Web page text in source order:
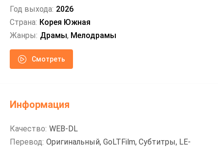
Год выхода: 2026
Страна: Корея Южная
Жанры: Драмы, Мелодрамы
Смотреть
Информация
Качество: WEB-DL
Перевод: Оригинальный, GoLTFilm, Субтитры, LE-